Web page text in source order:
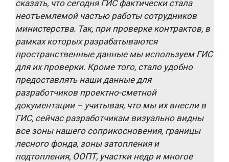
сказать, что сегодня ГИС фактически стала
неотъемлемой частью работы сотрудников
министерства. Так, при проверке контрактов, в
рамках которых разрабатываются
пространственные данные мы используем ГИС
для их проверки. Кроме того, стало удобно
предоставлять наши данные для
разработчиков проектно-сметной
документации – учитывая, что мы их внесли в
ГИС, сейчас разработчикам визуально видны
все зоны нашего соприкосновения, границы
лесного фонда, зоны затопления и
подтопления, ООПТ, участки недр и многое